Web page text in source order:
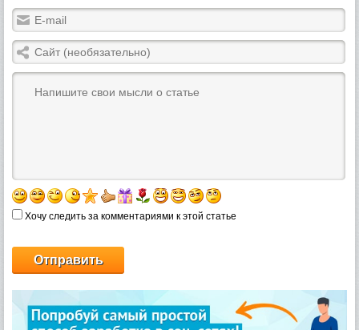
Хочу следить за комментариями к этой статье